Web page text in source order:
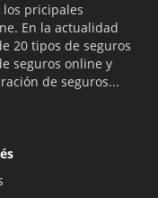
los pricipales
En la actualidad
20 tipos de seguros
seguros online y
de seguros...